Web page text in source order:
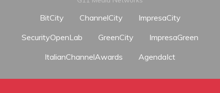
BitCity ChannelCity
ImpresaCity
SecurityOpenLab
GreenCity
ImpresaGreen
ItalianChannelAwards
AgendaIct